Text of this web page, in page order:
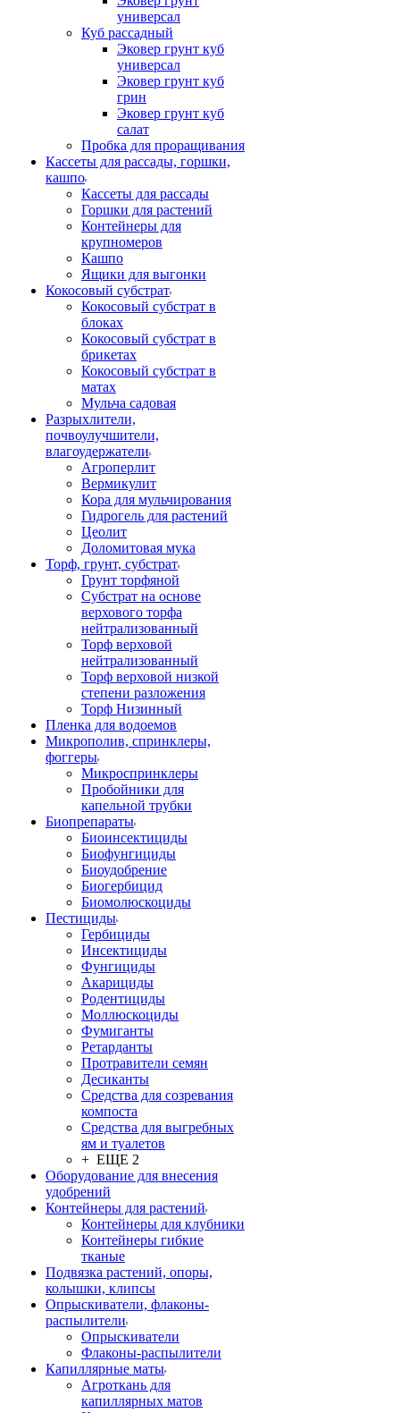
универсал
Куб рассадный
Эковер грунт куб
универсал
Эковер грунт куб
грин
Эковер грунт куб
салат
Пробка для проращивания
Кассеты для рассады, горшки,
кашпо
Кассеты для рассады
Горшки для растений
Контейнеры для
крупномеров
Кашпо
Ящики для выгонки
Кокосовый субстрат
Кокосовый субстрат в
блоках
Кокосовый субстрат в
брикетах
Кокосовый субстрат в
матах
Мульча садовая
Разрыхлители,
почвоулучшители,
влагоудержатели
Агроперлит
Вермикулит
Кора для мульчирования
Гидрогель для растений
Цеолит
Доломитовая мука
Торф, грунт, субстрат
Грунт торфяной
Субстрат на основе
верхового торфа
нейтрализованный
Торф верховой
нейтрализованный
Торф верховой низкой
степени разложения
Торф Низинный
Пленка для водоемов
Микрополив, спринклеры,
фоггеры
Микроспринклеры
Пробойники для
капельной трубки
Биопрепараты
Биоинсектициды
Биофунгициды
Биоудобрение
Биогербицид
Биомолюскоциды
Пестициды
Гербициды
Инсектициды
Фунгициды
Акарициды
Родентициды
Моллюскоциды
Фумиганты
Ретарданты
Протравители семян
Десиканты
Средства для созревания
компоста
Средства для выгребных
ям и туалетов
+ ЕЩЕ 2
Оборудование для внесения
удобрений
Контейнеры для растений
Контейнеры для клубники
Контейнеры гибкие
тканые
Подвязка растений, опоры,
колышки, клипсы
Опрыскиватели, флаконы-
распылители
Опрыскиватели
Флаконы-распылители
Капиллярные маты
Агроткань для
капиллярных матов